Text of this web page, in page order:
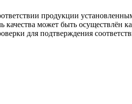
продукции
может быть осуществлён
для подтверждения